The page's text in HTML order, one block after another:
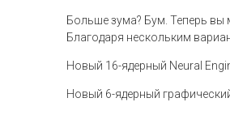
Больше зума? Бум. Теперь вы
Благодаря нескольким
Новый 16-ядерный Neural
Новый 6-ядерный